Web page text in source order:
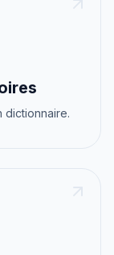
dictionnaire.